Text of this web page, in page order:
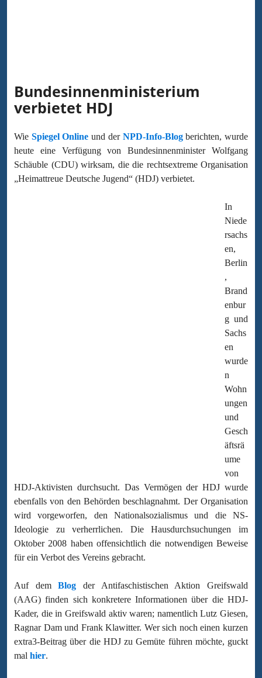
Bundesinnenministerium
verbietet HDJ
Wie Spiegel Online und der NPD-Info-Blogberichten, wurde
heute eine Verfügung von Bundesinnenminister Wolfgang
Schäuble (CDU) wirksam, die die rechtsextreme Organisation
„Heimattreue Deutsche Jugend“ (HDJ) verbietet.
In
Niede
rsachs
en,
Berlin
,
Brand
enbur
g und
Sachs
en
wurde
n
Wohn
ungen
und
Gesch
äftsrä
ume
von
HDJ-Aktivisten durchsucht. Das Vermögen der HDJ wurde
ebenfalls von den Behörden beschlagnahmt. Der Organisation
wird vorgeworfen, den Nationalsozialismus und die NS-
Ideologie zu verherrlichen. Die Hausdurchsuchungen im
Oktober 2008 haben offensichtlich die notwendigen Beweise
für ein Verbot des Vereins gebracht.
Auf demBlog der Antifaschistischen Aktion Greifswald
(AAG) finden sich konkretere Informationen über die HDJ-
Kader, die in Greifswald aktiv waren; namentlich Lutz Giesen,
Ragnar Dam und Frank Klawitter. Wer sich noch einen kurzen
extra3-Beitrag über die HDJ zu Gemüte führen möchte, guckt
mal hier.